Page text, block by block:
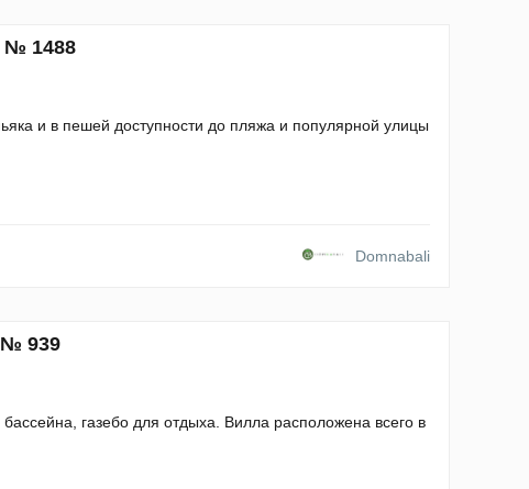
№ 1488
и в пешей доступности до пляжа и популярной улицы
Domnabali
№ 939
газебо для отдыха. Вилла расположена всего в